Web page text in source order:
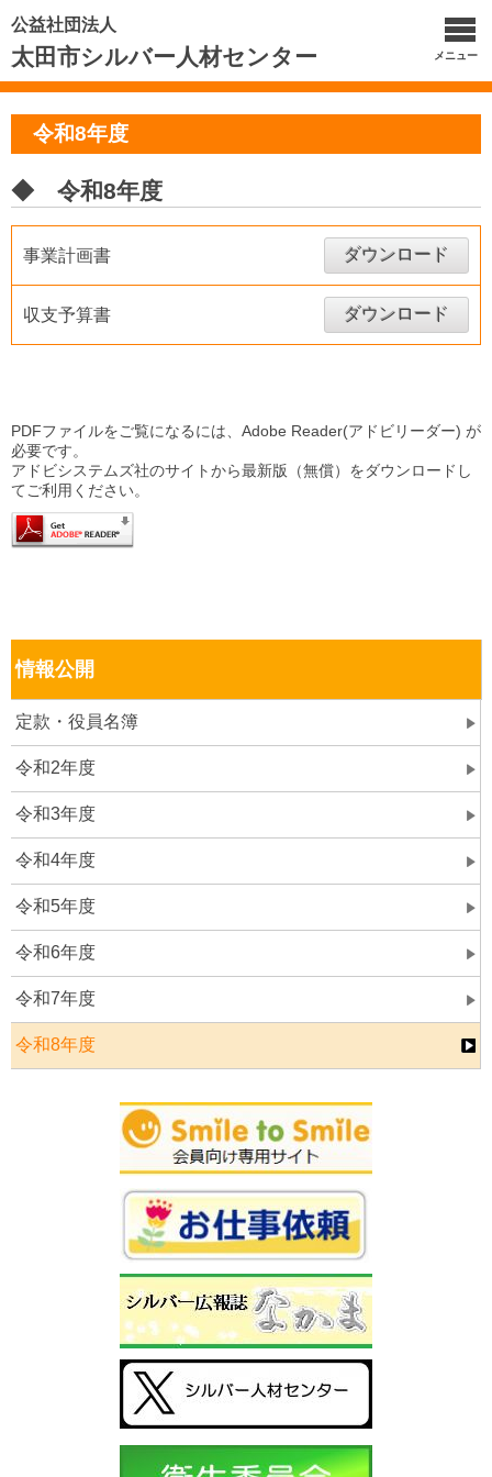
公益社団法人
太田市シルバー人材センター メニュー
令和8年度
◆ 令和8年度
事業計画書 ダウンロード
収支予算書 ダウンロード
PDFファイルをご覧になるには、Adobe Reader(アドビリーダー) が
必要です。
アドビシステムズ社のサイトから最新版（無償）をダウンロードし
てご利用ください。
情報公開
定款・役員名簿
令和2年度
令和3年度
令和4年度
令和5年度
令和6年度
令和7年度
令和8年度